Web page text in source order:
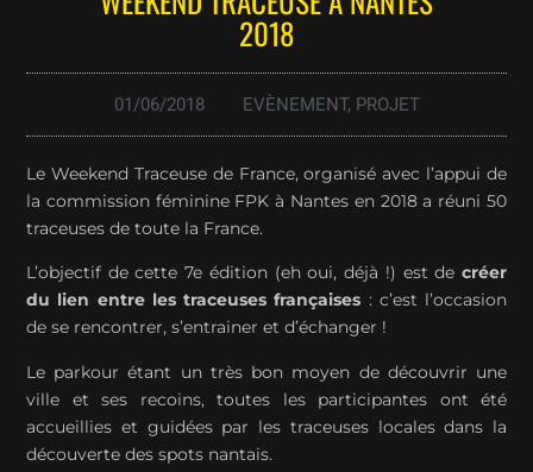
2018
01/06/2018 EVÈNEMENT, PROJET
Le Weekend Traceuse de France, organisé avec l’appui de
la commission féminine FPK à Nantes en 2018 a réuni 50
traceuses de toute la France.
L’objectif de cette 7e édition (eh oui, déjà !) est de créer
du lien entre les traceuses françaises : c’est l’occasion
de se rencontrer, s’entrainer et d’échanger !
Le parkour étant un très bon moyen de découvrir une
ville et ses recoins, toutes les participantes ont été
accueillies et guidées par les traceuses locales dans la
découverte des spots nantais.